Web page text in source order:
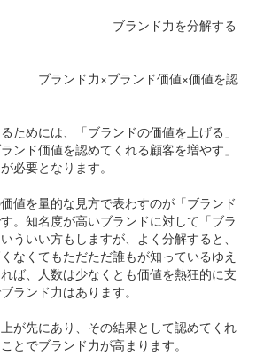
ド力を分解する
×ブランド価値×価値を認
ためには、「ブランドの価値を上げる」
ンド価値を認めてくれる顧客を増やす」
必要となります。
値を量的な見方で表わすのが「ブランド
。知名度が高いブランドに対して「ブラ
ういい方もしますが、よく分解すると、
なくてもただただ誰もが知っているゆえ
ば、人数は少なくとも価値を熱狂的に支
ランド力はあります。
が先にあり、その結果として認めてくれ
とでブランド力が高まります。